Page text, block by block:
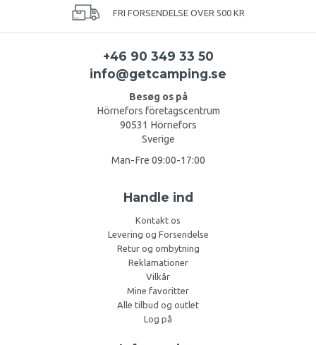
FRI FORSENDELSE OVER 500 KR
+46 90 349 33 50
info@getcamping.se
Besøg os på
Hörnefors företagscentrum
90531 Hörnefors
Sverige
Man-Fre 09:00-17:00
Handle ind
Kontakt os
Levering og Forsendelse
Retur og ombytning
Reklamationer
Vilkår
Mine favoritter
Alle tilbud og outlet
Log på